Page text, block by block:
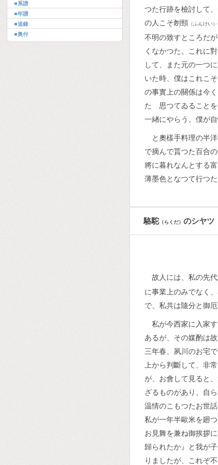
■系譜
■年譜
■追錄
■奥付
つた行跡を檢討して
の人こそ刎頸 （ふんけい）
不明の致すところだ
くなかつた。これに
して、また元の一つ
いた時、僕はこれこ
の事實上の關係は今
たゞ思つてゐること
一緖にやらう。僕が
と奧樣手料理の半
で摘んで貰つた百合
將に暮れなんとする
薄墨色となつて行つ
駱駝 （らくだ） のシヤツ
故人には、私の先
に事業上のみでなく
で、私共は隨分と御
私が今西家に入家
あるが、その媒酌は
三年春、夙川のお宅
上から判斷して、非
が、お會して見ると
ざるものがあり、自
温情のこもつたお世
私が一年半歐米を廻
お見舞を兼ね御挨拶
歸られたか』と我が
りましたが、これぞ